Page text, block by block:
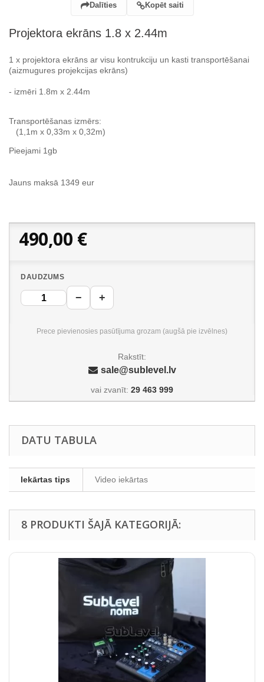
Dalīties Kopēt saiti
Projektora ekrāns 1.8 x 2.44m
1 x projektora ekrāns ar visu kontrukciju un kasti transportēšanai
(aizmugures projekcijas ekrāns)
- izmēri 1.8m x 2.44m
Transportēšanas izmērs:
(1,1m x 0,33m x 0,32m)
Pieejami 1gb
Jauns maksā 1349 eur
490,00 €
DAUDZUMS
− +
Prece pievienosies pasūtījuma grozam (augšā pie izvēlnes)
Rakstīt:
sale@sublevel.lv
vai zvanīt: 29 463 999
DATU TABULA
Iekārtas tips Video iekārtas
8 PRODUKTI ŠAJĀ KATEGORIJĀ: